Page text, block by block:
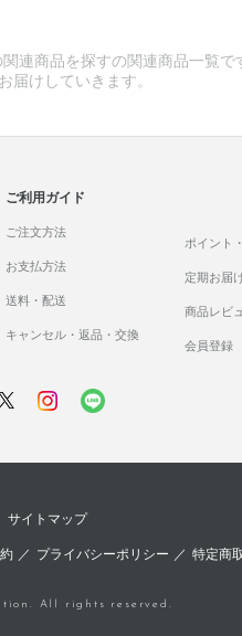
連商品を探すの関連商品一覧
届けしていきます。
ご利用ガイド
ご注文方法
お支払方法
送料・配送
キャンセル・返品・交換
ポイント
定期お届
商品レビ
会員登録
サイトマップ
／ プライバシーポリシー ／ 特定商
All rights reserved.